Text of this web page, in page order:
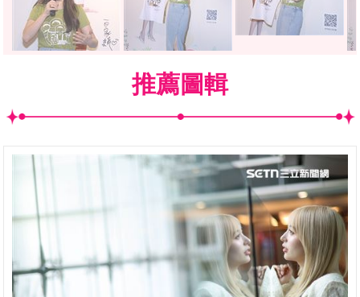
推薦圖輯